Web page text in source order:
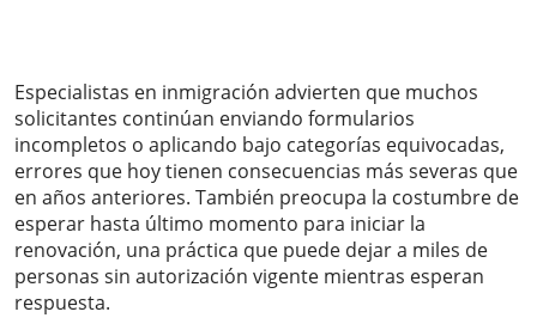
Especialistas en inmigración advierten que muchos
solicitantes continúan enviando formularios
incompletos o aplicando bajo categorías equivocadas,
errores que hoy tienen consecuencias más severas que
en años anteriores. También preocupa la costumbre de
esperar hasta último momento para iniciar la
renovación, una práctica que puede dejar a miles de
personas sin autorización vigente mientras esperan
respuesta.